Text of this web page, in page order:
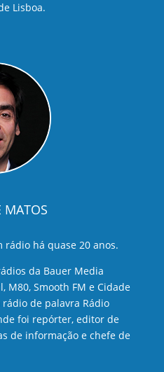
Lisboa.
MATOS
há quase 20 anos.
da Bauer Media
M80, Smooth FM e Cidade
rádio de palavra Rádio
foi repórter, editor de
de informação e chefe de